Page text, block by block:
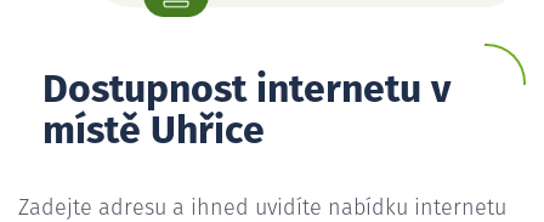
Dostupnost internetu v
místě Uhřice
Zadejte adresu a ihned uvidíte nabídku internetu